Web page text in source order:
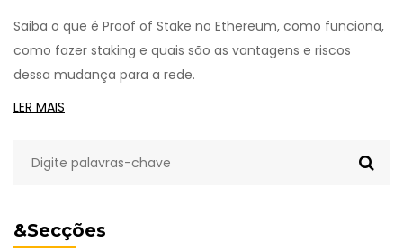
&Secções
Saiba o que é Proof of Stake no Ethereum, como funciona,
como fazer staking e quais são as vantagens e riscos
dessa mudança para a rede.
LER MAIS